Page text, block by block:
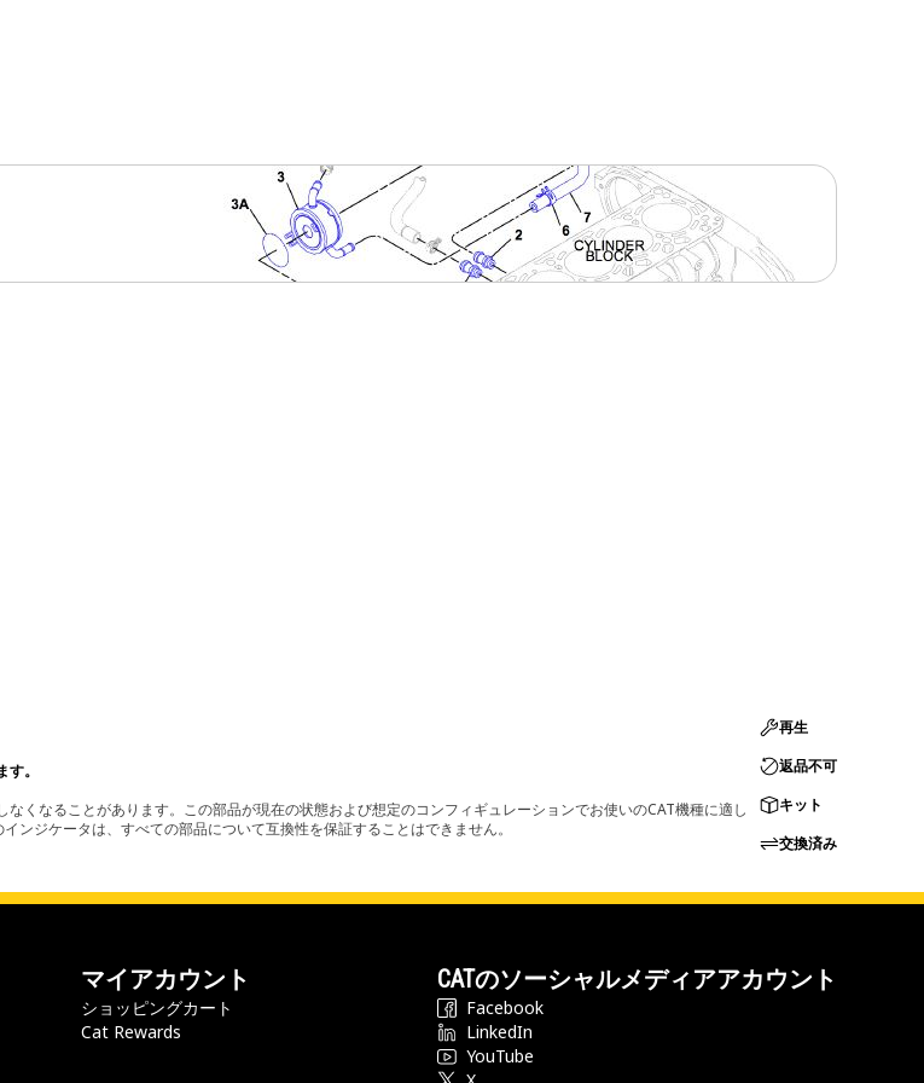
。
くなることがあります。この部品が現在の状態および想定のコンフィギュレーションでお使いのCAT機種に適し
ジケータは、すべての部品について互換性を保証することはできません。
再生
返品不可
キット
交換済み
マイアカウント
ショッピングカート
Cat Rewards
CATのソーシャルメディアアカウント
Facebook
LinkedIn
YouTube